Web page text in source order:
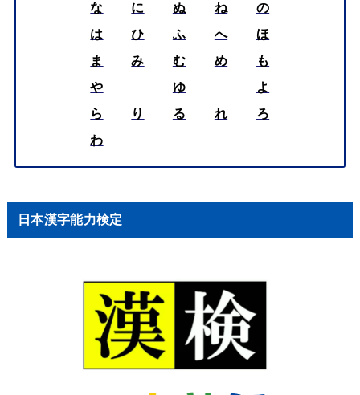
な
に ぬ ね
の
は
ひ ふ へ
ほ
ま
み む め
も
や
ゆ
よ
ら
り る れ
ろ
わ
日本漢字能力検定